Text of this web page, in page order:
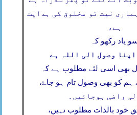
نیت تو مخلوق کی ہدایت
ہے،
یاد رکھو کہ
وصول الی اللہ ہے
بھی اسی لئے مطلوب ہے کہ
ہم کو بھی وصول تام ہو جاۓ،
راضی ہوجائیں۔
خود بالذات مطلوب نہیں،